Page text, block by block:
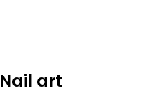
art